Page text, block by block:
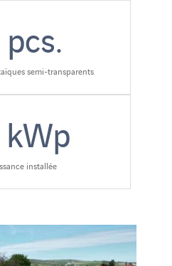
pcs.
semi-transparents
kWp
installée